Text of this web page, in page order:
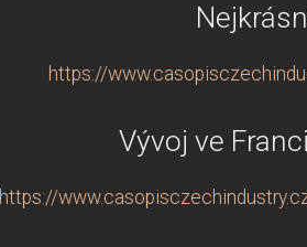
https://
Vývoj ve
https://